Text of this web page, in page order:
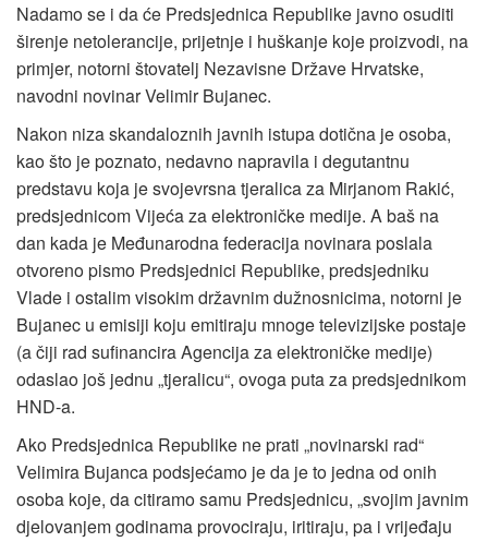
Nadamo se i da će Predsjednica Republike javno osuditi
širenje netolerancije, prijetnje i huškanje koje proizvodi, na
primjer, notorni štovatelj Nezavisne Države Hrvatske,
navodni novinar Velimir Bujanec.
Nakon niza skandaloznih javnih istupa dotična je osoba,
kao što je poznato, nedavno napravila i degutantnu
predstavu koja je svojevrsna tjeralica za Mirjanom Rakić,
predsjednicom Vijeća za elektroničke medije. A baš na
dan kada je Međunarodna federacija novinara poslala
otvoreno pismo Predsjednici Republike, predsjedniku
Vlade i ostalim visokim državnim dužnosnicima, notorni je
Bujanec u emisiji koju emitiraju mnoge televizijske postaje
(a čiji rad sufinancira Agencija za elektroničke medije)
odaslao još jednu „tjeralicu“, ovoga puta za predsjednikom
HND-a.
Ako Predsjednica Republike ne prati „novinarski rad“
Velimira Bujanca podsjećamo je da je to jedna od onih
osoba koje, da citiramo samu Predsjednicu, „svojim javnim
djelovanjem godinama provociraju, iritiraju, pa i vrijeđaju